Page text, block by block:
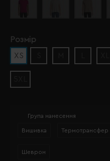
Розмір
XS
Група нанесення
Вишивка Термотрансфер
Шеврон